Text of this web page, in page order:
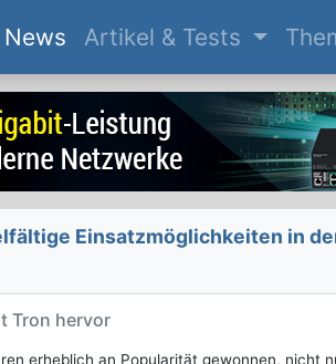
News(current)
Artikel & Tests
Einsatzmöglichkeiten in
Tron hervor
erheblich an Popularität gewonnen, nicht